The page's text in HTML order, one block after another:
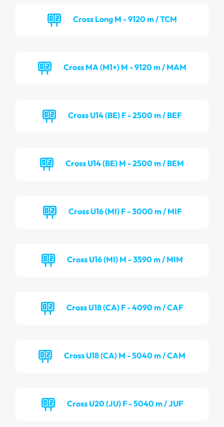
Cross Long M - 9120 m / TCM
Cross MA (M1+) M - 9120 m / MAM
Cross U14 (BE) F - 2500 m / BEF
Cross U14 (BE) M - 2500 m / BEM
Cross U16 (MI) F - 3000 m / MIF
Cross U16 (MI) M - 3590 m / MIM
Cross U18 (CA) F - 4090 m / CAF
Cross U18 (CA) M - 5040 m / CAM
Cross U20 (JU) F - 5040 m / JUF